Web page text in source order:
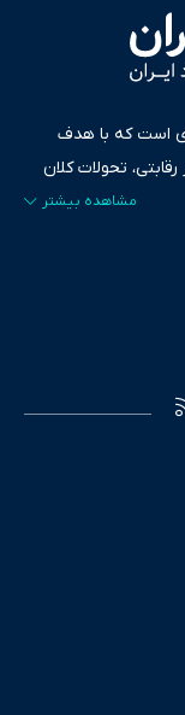
است که با هدف
تحولات کلان
و گزارش‌های تحلیلی
اعتماد، فراتر از
مالی،
با پایبندی
آراء متنوع
در اکوایران با
تحلیل آمارها،
را با رویکردی